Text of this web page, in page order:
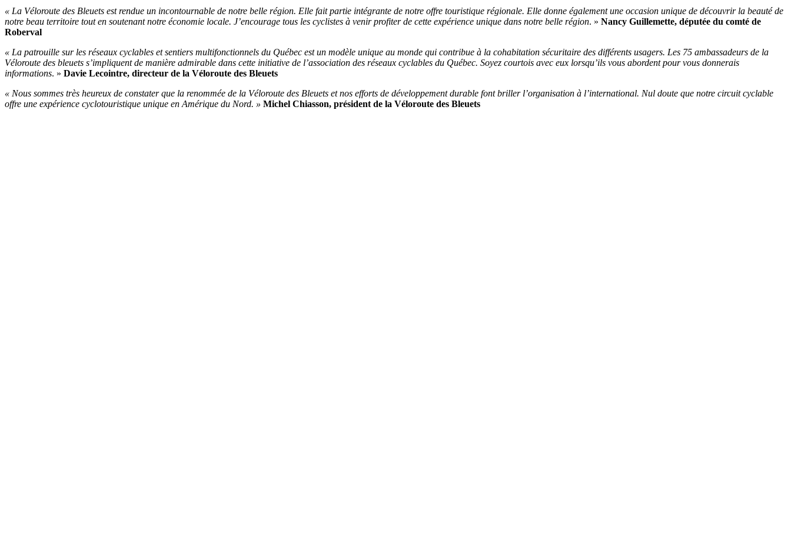
« La Véloroute des Bleuets est rendue un incontournable de notre belle région. Elle fait partie intégrante de notre offre touristique régionale. Elle donne également une occasion unique de découvrir la beauté de
notre beau territoire tout en soutenant notre économie locale. J’encourage tous les cyclistes à venir profiter de cette expérience unique dans notre belle région. » Nancy Guillemette, députée du comté de
Roberval
« La patrouille sur les réseaux cyclables et sentiers multifonctionnels du Québec est un modèle unique au monde qui contribue à la cohabitation sécuritaire des différents usagers. Les 75 ambassadeurs de la
Véloroute des bleuets s’impliquent de manière admirable dans cette initiative de l’association des réseaux cyclables du Québec. Soyez courtois avec eux lorsqu’ils vous abordent pour vous donnerais
informations. » Davie Lecointre, directeur de la Véloroute des Bleuets
« Nous sommes très heureux de constater que la renommée de la Véloroute des Bleuets et nos efforts de développement durable font briller l’organisation à l’international. Nul doute que notre circuit cyclable
offre une expérience cyclotouristique unique en Amérique du Nord. » Michel Chiasson, président de la Véloroute des Bleuets